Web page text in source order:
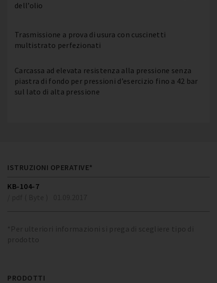
dell’olio
Trasmissione a prova di usura con cuscinetti
multistrato perfezionati
Carcassa ad elevata resistenza alla pressione senza
piastra di fondo per pressioni d’esercizio fino a 42 bar
sul lato di alta pressione
ISTRUZIONI OPERATIVE*
KB-104-7
*Per ulteriori informazioni si prega di scegliere tipo di
prodotto
PRODOTTI